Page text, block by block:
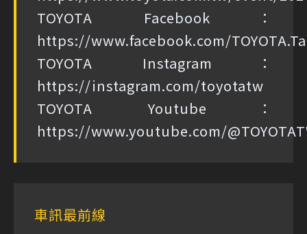
TOYOTA Facebook：
https://www.facebook.com/
TOYOTA Instagram：
https://instagram.com/toyotatw
TOYOTA Youtube：
https://www.youtube.com/
車訊最前線